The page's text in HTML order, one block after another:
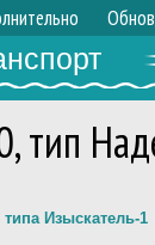
тип
Изыскатель-1